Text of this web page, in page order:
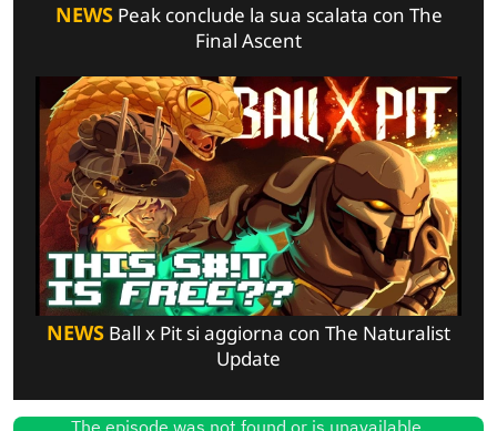
NEWSPeak conclude la sua scalata con The
Final Ascent
NEWS Ball x Pit si aggiorna con The Naturalist
Update